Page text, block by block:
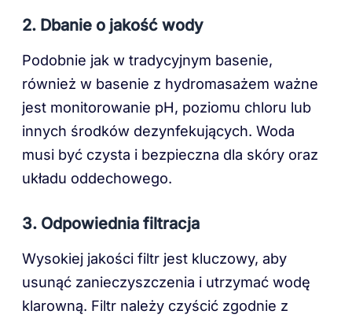
2. Dbanie o jakość wody
Podobnie jak w tradycyjnym basenie,
również w basenie z hydromasażem ważne
jest monitorowanie pH, poziomu chloru lub
innych środków dezynfekujących. Woda
musi być czysta i bezpieczna dla skóry oraz
układu oddechowego.
3. Odpowiednia filtracja
Wysokiej jakości filtr jest kluczowy, aby
usunąć zanieczyszczenia i utrzymać wodę
klarowną. Filtr należy czyścić zgodnie z